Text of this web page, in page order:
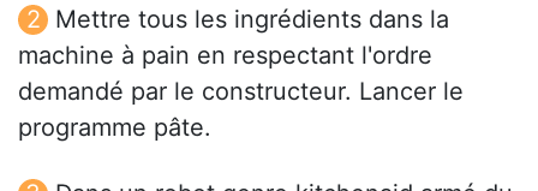
Mettre tous les ingrédients dans la
machine à pain en respectant l'ordre
demandé par le constructeur. Lancer le
programme pâte.